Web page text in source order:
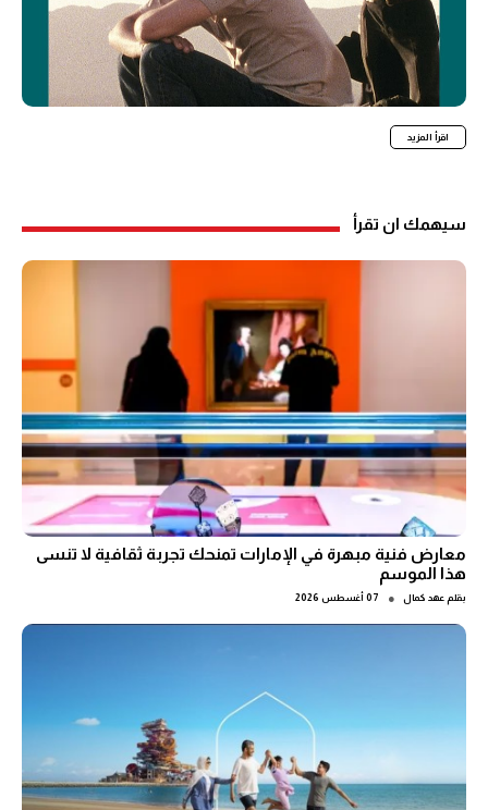
اقرأ المزيد
سيهمك ان تقرأ
معارض فنية مبهرة في الإمارات تمنحك تجربة ثقافية لا تنسى
هذا الموسم
بقلم عهد كمال ● 07 أغسطس 2026